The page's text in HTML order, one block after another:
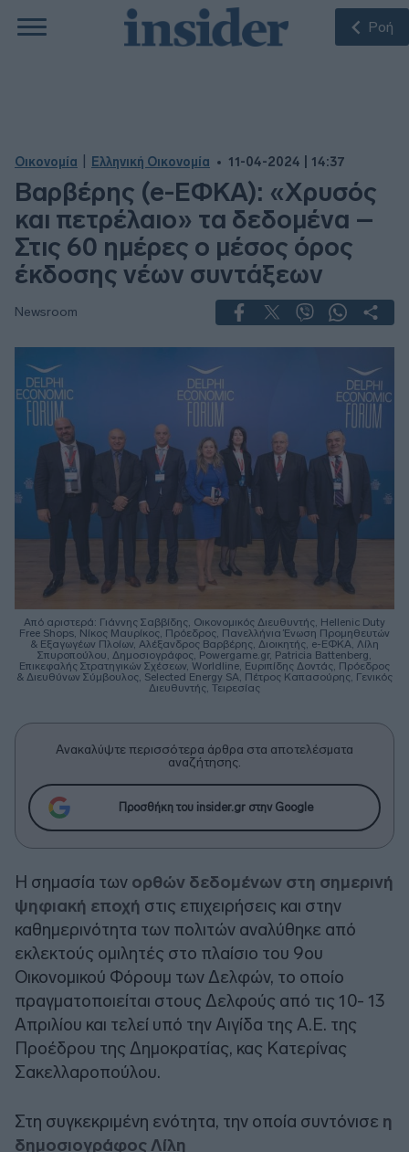
Ροή
Οικονομία Ελληνική Οικονομία 11-04-2024 | 14:37
Βαρβέρης (e-ΕΦΚΑ): «Χρυσός
και πετρέλαιο» τα δεδομένα –
Στις 60 ημέρες ο μέσος όρος
έκδοσης νέων συντάξεων
Newsroom
Από αριστερά: Γιάννης Σαββίδης, Οικονομικός Διευθυντής, Hellenic Duty
Free Shops, Νίκος Μαυρίκος, Πρόεδρος, Πανελλήνια Ένωση Προμηθευτών
& Εξαγωγέων Πλοίων, Αλέξανδρος Βαρβέρης, Διοικητής, e-ΕΦΚΑ, Λίλη
Σπυροπούλου, Δημοσιογράφος, Powergame.gr, Patricia Battenberg,
Επικεφαλής Στρατηγικών Σχέσεων, Worldline, Ευριπίδης Δοντάς, Πρόεδρος
& Διευθύνων Σύμβουλος, Selected Energy SA, Πέτρος Καπασούρης, Γενικός
Διευθυντής, Τειρεσίας
Ανακαλύψτε περισσότερα άρθρα στα αποτελέσματα
αναζήτησης.
Προσθήκη του insider.gr στην Google
Η σημασία των ορθών δεδομένων στη σημερινή
ψηφιακή εποχή στις επιχειρήσεις και στην
καθημερινότητα των πολιτών αναλύθηκε από
εκλεκτούς ομιλητές στο πλαίσιο του 9oυ
Οικονομικού Φόρουμ των Δελφών, το οποίο
πραγματοποιείται στους Δελφούς από τις 10- 13
Απριλίου και τελεί υπό την Αιγίδα της Α.Ε. της
Προέδρου της Δημοκρατίας, κας Κατερίνας
Σακελλαροπούλου.
Στη συγκεκριμένη ενότητα, την οποία συντόνισε η
δημοσιογράφος Λίλη